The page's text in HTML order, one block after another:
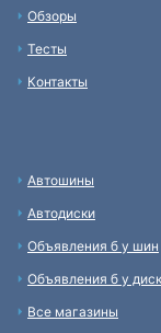
Обзоры
Тесты
Контакты
Автошины
Автодиски
Объявления б у шин
Объявления б у
Все магазины